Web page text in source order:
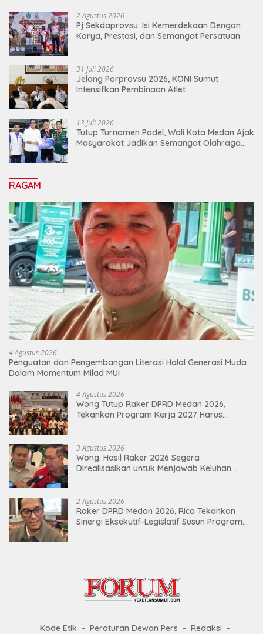
2 Agustus 2026
Pj Sekdaprovsu: Isi Kemerdekaan Dengan
Karya, Prestasi, dan Semangat Persatuan
31 Juli 2026
Jelang Porprovsu 2026, KONI Sumut
Intensifkan Pembinaan Atlet
13 Juli 2026
Tutup Turnamen Padel, Wali Kota Medan Ajak
Masyarakat Jadikan Semangat Olahraga
RAGAM
4 Agustus 2026
Penguatan dan Pengembangan Literasi Halal Generasi Muda
Dalam Momentum Milad MUI
4 Agustus 2026
Wong Tutup Raker DPRD Medan 2026,
Tekankan Program Kerja 2027 Harus
3 Agustus 2026
Wong: Hasil Raker 2026 Segera
Direalisasikan untuk Menjawab Keluhan
2 Agustus 2026
Raker DPRD Medan 2026, Rico Tekankan
Sinergi Eksekutif-Legislatif Susun Program
Kode Etik Peraturan Dewan Pers Redaksi